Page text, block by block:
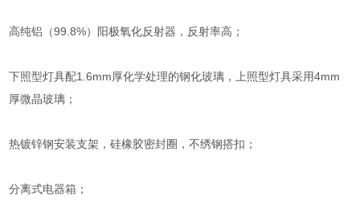
高纯铝（99.8%）阳极氧化反射器，反射率高；
下照型灯具配1.6mm厚化学处理的钢化玻璃，上照型灯具采用4mm
厚微晶玻璃；
热镀锌钢安装支架，硅橡胶密封圈，不绣钢搭扣；
分离式电器箱；